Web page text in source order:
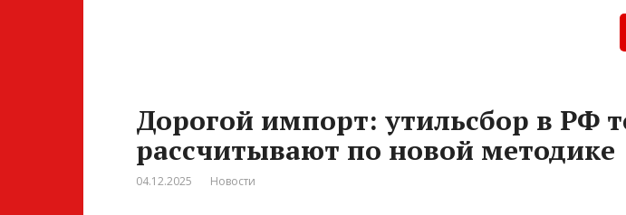
Дорогой импорт: утильсбор в РФ
рассчитывают по новой методике
04.12.2025 Новости